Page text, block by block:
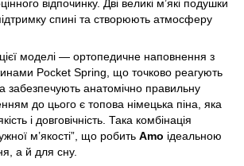
відпочинку. Дві великі м’які подушки
спині та створюють атмосферу
моделі — ортопедичне наповнення з
Pocket Spring, що точково реагують
забезпечують анатомічно правильну
до цього є топова німецька піна, яка
і довговічність. Така комбінація
м’якості”, що робить Amo ідеальною
а й для сну.